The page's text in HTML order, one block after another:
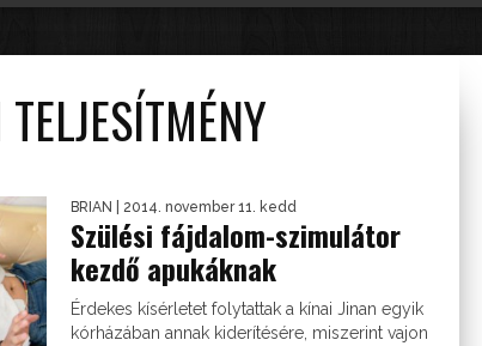
BRIAN | 2014. november 11. kedd
Szülési fájdalom-szimulátor
kezdő apukáknak
Érdekes kísérletet folytattak a kínai Jinan egyik
kórházában annak kiderítésére, miszerint vajon